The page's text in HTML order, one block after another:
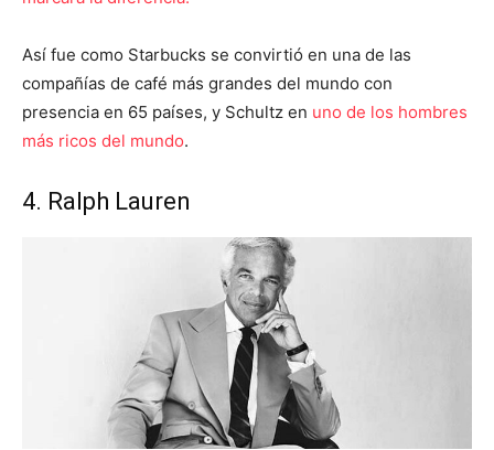
Así fue como Starbucks se convirtió en una de las
compañías de café más grandes del mundo con
presencia en 65 países, y Schultz en uno de los hombres
más ricos del mundo.
4. Ralph Lauren